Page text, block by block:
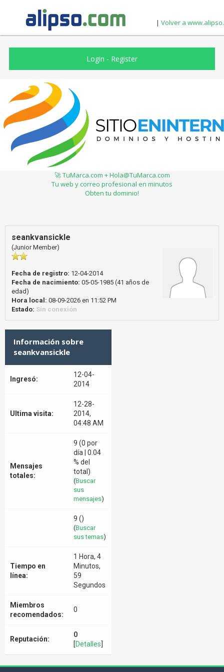
| Volver a
Login - Register
🚀 TuMarca.com + Hola@TuMarca.com
Tu web y correo profesional en minutos
Obten tu dominio!
seankvansickle
(Junior Member)
Fecha de registro: 12-04-2014
Fecha de nacimiento: 05-05-1985 (41 años de
edad)
Hora local: 08-09-2026 en 11:52 PM
Estado: Sin conexión
Información sobre
seankvansickle
Ingresó:
12-04-
2014
Ultima visita:
12-28-
2014,
04:48 AM
Mensajes
totales:
9 (0 por
día | 0.04
% del
total)
(Buscar
sus
mensajes)
9 ()
(Buscar
sus temas)
Tiempo en
línea:
1 Hora, 4
Minutos,
59
Segundos
Miembros
recomendados:
0
Reputación:
0
[Detalles